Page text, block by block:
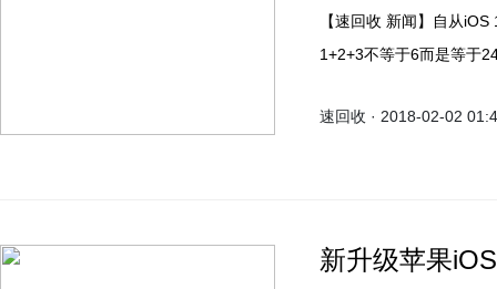
【速回收 新闻】自从iOS 11发布以来，关于新系统的Bug就不断被曝光，比如
1+2+3不等于6而是等于
速回收 · 2018-02-02
新升级苹果